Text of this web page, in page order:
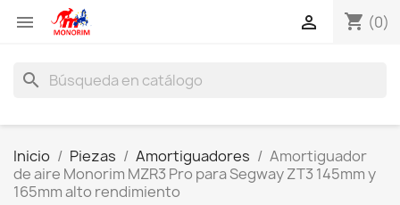
 shopping_cart (0)

search
Inicio Piezas Amortiguadores
Amortiguador
de aire Monorim MZR3 Pro para Segway ZT3 145mm y
165mm alto rendimiento